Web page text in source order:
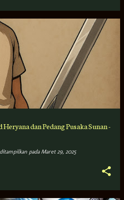
dan Pedang Pusaka Sunan -
ditampilkan padaMaret 29, 2025